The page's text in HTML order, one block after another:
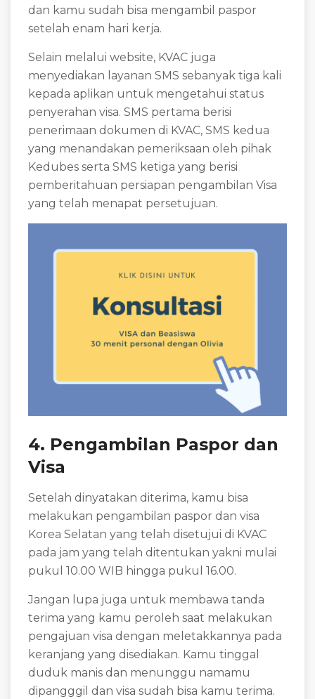
dan kamu sudah bisa mengambil paspor
setelah enam hari kerja.
Selain melalui website, KVAC juga
menyediakan layanan SMS sebanyak tiga kali
kepada aplikan untuk mengetahui status
penyerahan visa. SMS pertama berisi
penerimaan dokumen di KVAC, SMS kedua
yang menandakan pemeriksaan oleh pihak
Kedubes serta SMS ketiga yang berisi
pemberitahuan persiapan pengambilan Visa
yang telah menapat persetujuan.
4. Pengambilan Paspor dan
Visa
Setelah dinyatakan diterima, kamu bisa
melakukan pengambilan paspor dan visa
Korea Selatan yang telah disetujui di KVAC
pada jam yang telah ditentukan yakni mulai
pukul 10.00 WIB hingga pukul 16.00.
Jangan lupa juga untuk membawa tanda
terima yang kamu peroleh saat melakukan
pengajuan visa dengan meletakkannya pada
keranjang yang disediakan. Kamu tinggal
duduk manis dan menunggu namamu
dipangggil dan visa sudah bisa kamu terima.